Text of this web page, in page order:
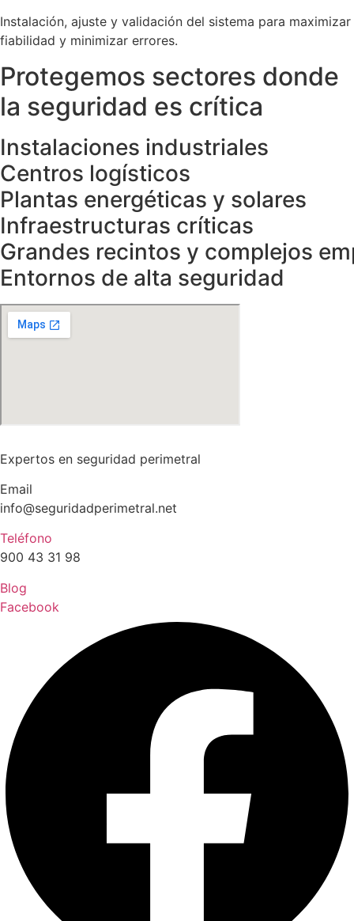
Instalación, ajuste y validación del sistema para maximizar
fiabilidad y minimizar errores.
Protegemos sectores donde
la seguridad es crítica
Instalaciones industriales
Centros logísticos
Plantas energéticas y solares
Infraestructuras críticas
Grandes recintos y complejos
Entornos de alta seguridad
Expertos en seguridad perimetral
Email
info@seguridadperimetral.net
Teléfono
900 43 31 98
Blog
Facebook